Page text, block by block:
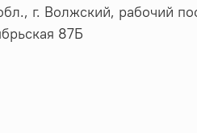
г. Волжский, рабочий
87Б